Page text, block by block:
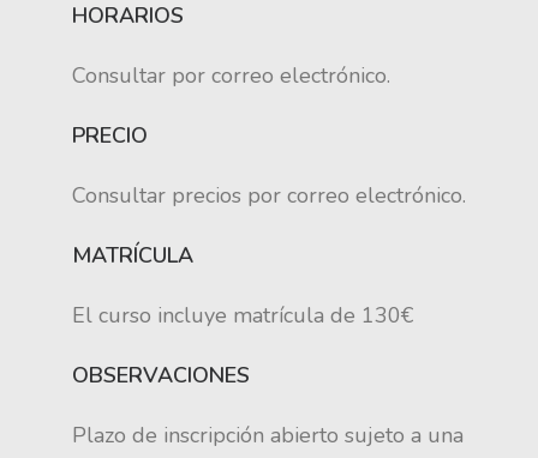
HORARIOS
Consultar por correo electrónico.
PRECIO
Consultar precios por correo electrónico.
MATRÍCULA
El curso incluye matrícula de 130€
OBSERVACIONES
Plazo de inscripción abierto sujeto a una